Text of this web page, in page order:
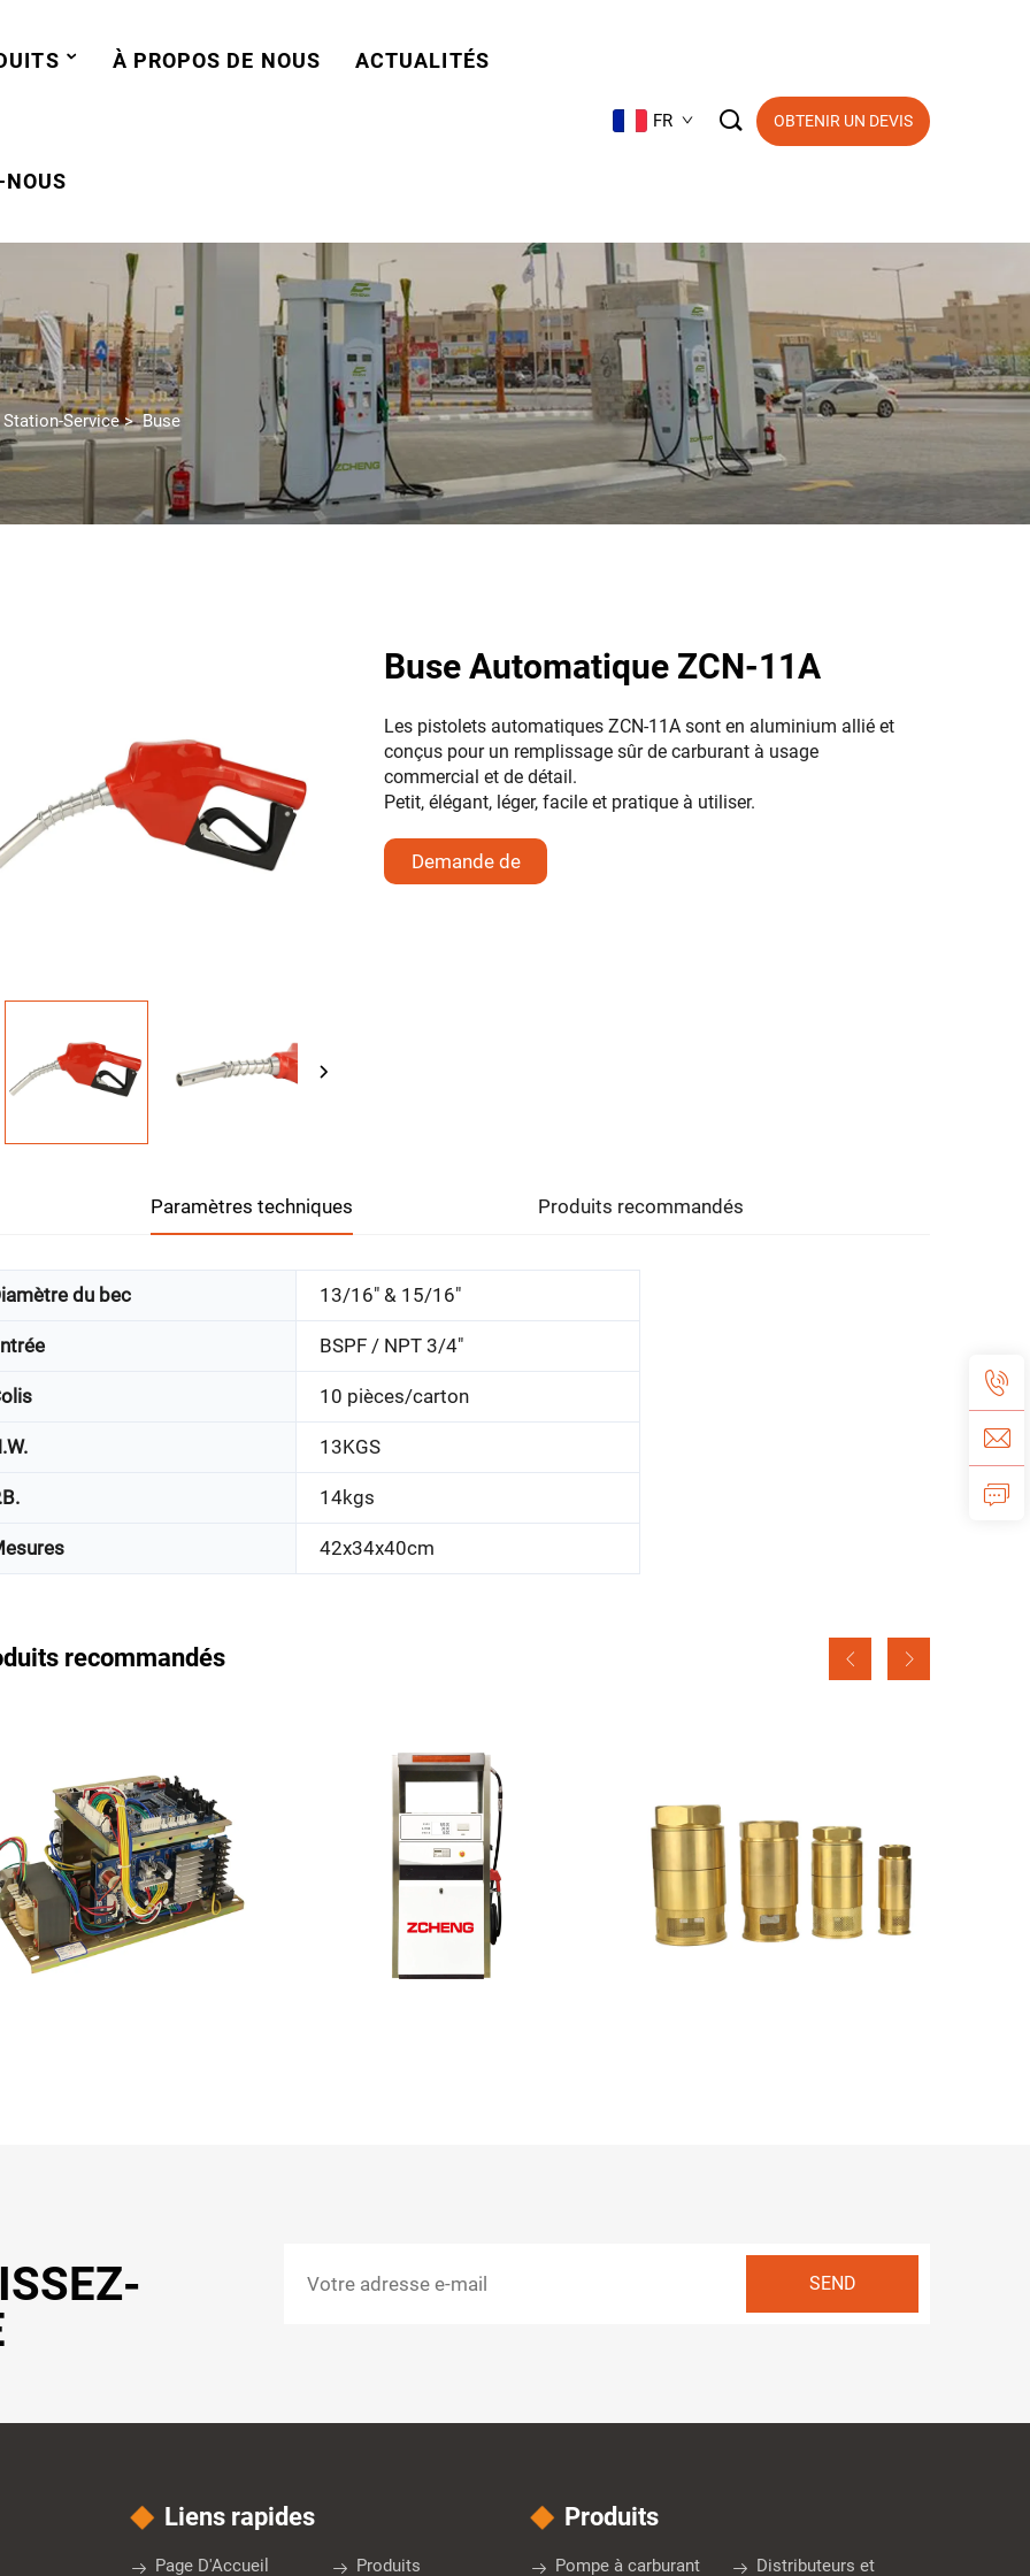
À PROPOS DE NOUS ACTUALITÉS
FR  OBTENIR UN DEVIS
Service>Buse
Buse Automatique ZCN-11A
Les pistolets automatiques ZCN-11A sont en aluminium allié et
conçus pour un remplissage sûr de carburant à usage
commercial et de détail.
Petit, élégant, léger, facile et pratique à utiliser.
Demande de
Paramètres techniques Produits recommandés
du bec 13/16" & 15/16"
BSPF / NPT 3/4"
10 pièces/carton
13KGS
14kgs
42x34x40cm
recommandés
Liens rapides
Page D'Accueil Produits
Produits
Pompe à carburant Distributeurs et